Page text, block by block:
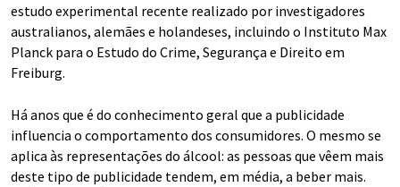
estudo experimental recente realizado por investigadores
australianos, alemães e holandeses, incluindo o Instituto Max
Planck para o Estudo do Crime, Segurança e Direito em
Freiburg.
Há anos que é do conhecimento geral que a publicidade
influencia o comportamento dos consumidores. O mesmo se
aplica às representações do álcool: as pessoas que vêem mais
deste tipo de publicidade tendem, em média, a beber mais.